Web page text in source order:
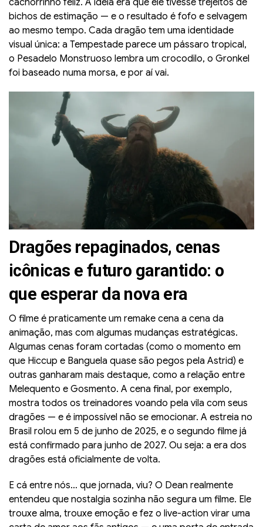
cachorrinho feliz. A ideia era que ele tivesse trejeitos de
bichos de estimação — e o resultado é fofo e selvagem
ao mesmo tempo. Cada dragão tem uma identidade
visual única: a Tempestade parece um pássaro tropical,
o Pesadelo Monstruoso lembra um crocodilo, o Gronkel
foi baseado numa morsa, e por aí vai.
Dragões repaginados, cenas
icônicas e futuro garantido: o
que esperar da nova era
O filme é praticamente um remake cena a cena da
animação, mas com algumas mudanças estratégicas.
Algumas cenas foram cortadas (como o momento em
que Hiccup e Banguela quase são pegos pela Astrid) e
outras ganharam mais destaque, como a relação entre
Melequento e Gosmento. A cena final, por exemplo,
mostra todos os treinadores voando pela vila com seus
dragões — e é impossível não se emocionar. A estreia no
Brasil rolou em 5 de junho de 2025, e o segundo filme já
está confirmado para junho de 2027. Ou seja: a era dos
dragões está oficialmente de volta.
E cá entre nós… que jornada, viu? O Dean realmente
entendeu que nostalgia sozinha não segura um filme. Ele
trouxe alma, trouxe emoção e fez o live-action virar uma